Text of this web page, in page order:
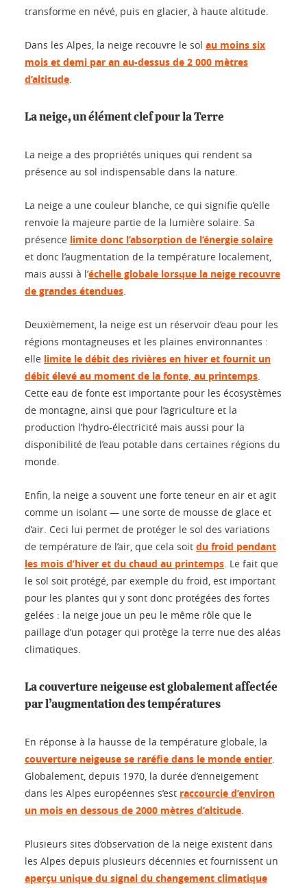
transforme en névé, puis en glacier, à haute altitude.
Dans les Alpes, la neige recouvre le sol au moins six
mois et demi par an au-dessus de 2 000 mètres
d’altitude
La neige, un élément clef pour la Terre
La neige a des propriétés uniques qui rendent sa
présence au sol indispensable dans la nature.
La neige a une couleur blanche, ce qui signifie qu’elle
renvoie la majeure partie de la lumière solaire. Sa
présence limite donc l’absorption de l’énergie solaire
et donc l’augmentation de la température localement,
mais aussi à l’échelle globale lorsque la neige recouvre
de grandes étendues
Deuxièmement, la neige est un réservoir d’eau pour les
régions montagneuses et les plaines environnantes :
elle limite le débit des rivières en hiver et fournit un
débit élevé au moment de la fonte, au printemps
Cette eau de fonte est importante pour les écosystèmes
de montagne, ainsi que pour l’agriculture et la
production l’hydro-électricité mais aussi pour la
disponibilité de l’eau potable dans certaines régions du
monde.
Enfin, la neige a souvent une forte teneur en air et agit
comme un isolant — une sorte de mousse de glace et
d’air. Ceci lui permet de protéger le sol des variations
de température de l’air, que cela soit du froid pendant
les mois d’hiver et du chaud au printemps . Le fait que
le sol soit protégé, par exemple du froid, est important
pour les plantes qui y sont donc protégées des fortes
gelées : la neige joue un peu le même rôle que le
paillage d’un potager qui protège la terre nue des aléas
climatiques.
La couverture neigeuse est globalement affectée
par l’augmentation des températures
En réponse à la hausse de la température globale, la
couverture neigeuse se raréfie dans le monde entier
Globalement, depuis 1970, la durée d’enneigement
dans les Alpes européennes s’est raccourcie d’environ
un mois en dessous de 2000 mètres d’altitude
Plusieurs sites d’observation de la neige existent dans
les Alpes depuis plusieurs décennies et fournissent un
aperçu unique du signal du changement climatique